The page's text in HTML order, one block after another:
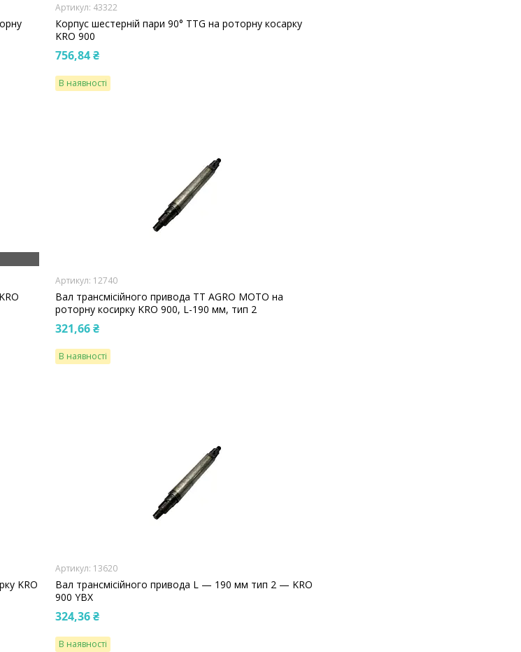
43322
Корпус шестерній пари 90° TTG на роторну косарку
KRO 900
756,84 ₴
В наявності
12740
Вал трансмісійного привода TT AGRO MOTO на
роторну косирку KRO 900, L-190 мм, тип 2
321,66 ₴
В наявності
KRO
13620
Вал трансмісійного привода L — 190 мм тип 2 — KRO
900 YBX
324,36 ₴
В наявності